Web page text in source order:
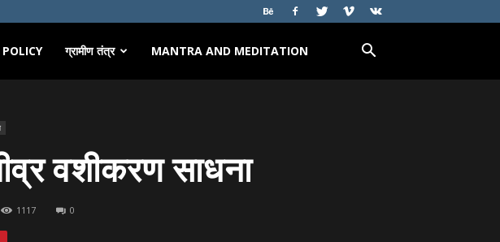
ग्रामीण तंत्र MANTRA AND MEDITATION
वशीकरण साधना
1117 0